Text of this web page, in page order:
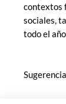
contextos
sociales,
todo el año.